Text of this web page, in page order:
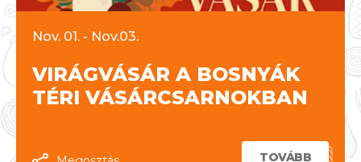
Nov. 01. - Nov.03.
VIRÁGVÁSÁR A BOSNYÁK
TÉRI VÁSÁRCSARNOKBAN
TOVÁBB